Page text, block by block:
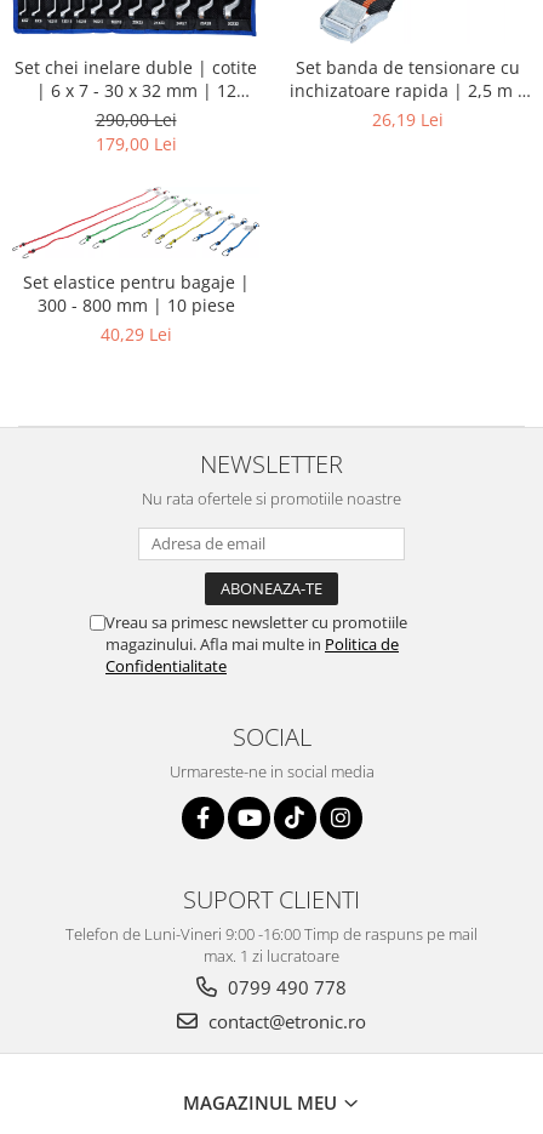
Set chei inelare duble | cotite
| 6 x 7 - 30 x 32 mm | 12
piese
290,00 Lei
179,00 Lei
Set banda de tensionare cu
inchizatoare rapida | 2,5 m x
25 mm | 2 piese
26,19 Lei
Set elastice pentru bagaje |
300 - 800 mm | 10 piese
40,29 Lei
NEWSLETTER
Nu rata ofertele si promotiile noastre
Vreau sa primesc newsletter cu promotiile
magazinului. Afla mai multe in Politica de
Confidentialitate
SOCIAL
Urmareste-ne in social media
SUPORT CLIENTI
Telefon de Luni-Vineri 9:00 -16:00 Timp de raspuns pe mail
max. 1 zi lucratoare
0799 490 778
contact@etronic.ro
MAGAZINUL MEU